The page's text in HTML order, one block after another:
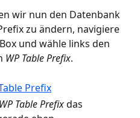
wir nun den Datenbank
zu ändern, navigiere
und wähle links den
WP Table Prefix.
WP Table Prefix das